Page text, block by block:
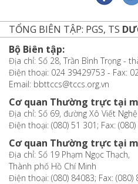
TỔNG BIÊN TẬP: PGS, TS
Bộ Biên tập:
Địa chỉ: Số 28, Trần Bình Trọng -
Điện thoại: 024 39429753 - Fax:
Email: bbttccs@tccs.org.vn
Cơ quan Thường trực tại
Địa chỉ: Số 69, đường Xô Viết
Điện thoại: (080) 51 301; Fax:
Cơ quan Thường trực tại
Địa chỉ: Số 19 Phạm Ngọc Thạch,
Thành phố Hồ Chí Minh
Điện thoại: (080) 84083; Fax: (080)